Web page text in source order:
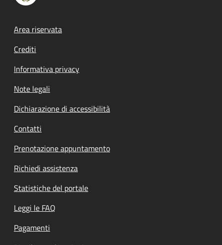
Footer menu
Area riservata
Crediti
Informativa privacy
Note legali
Dichiarazione di accessibilità
Contatti
Prenotazione appuntamento
Richiedi assistenza
Statistiche del portale
Leggi le FAQ
Pagamenti